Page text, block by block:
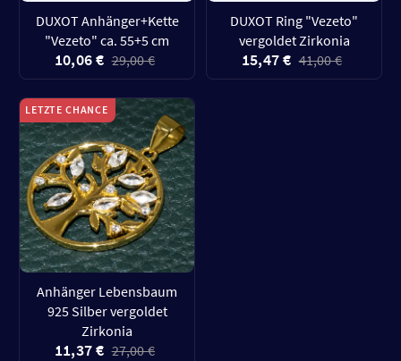
DUXOT Anhänger+Kette
"Vezeto" ca. 55+5 cm
10,06 € 29,00 €
DUXOT Ring "Vezeto"
vergoldet Zirkonia
15,47 € 41,00 €
LETZTE CHANCE
Anhänger Lebensbaum
925 Silber vergoldet
Zirkonia
11,37 € 27,00 €